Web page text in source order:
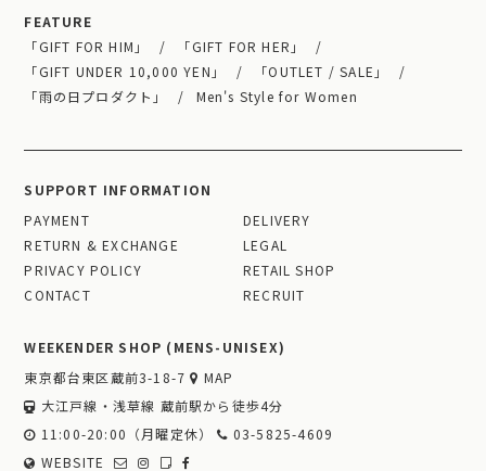
FEATURE
「GIFT FOR HIM」
「GIFT FOR HER」
「GIFT UNDER 10,000 YEN」
「OUTLET / SALE」
「雨の日プロダクト」
Men's Style for Women
SUPPORT INFORMATION
PAYMENT
DELIVERY
RETURN & EXCHANGE
LEGAL
PRIVACY POLICY
RETAIL SHOP
CONTACT
RECRUIT
WEEKENDER SHOP (MENS-UNISEX)
東京都台東区蔵前3-18-7
MAP
大江戸線・浅草線 蔵前駅から徒歩4分
11:00-20:00（月曜定休）
03-5825-4609
WEBSITE